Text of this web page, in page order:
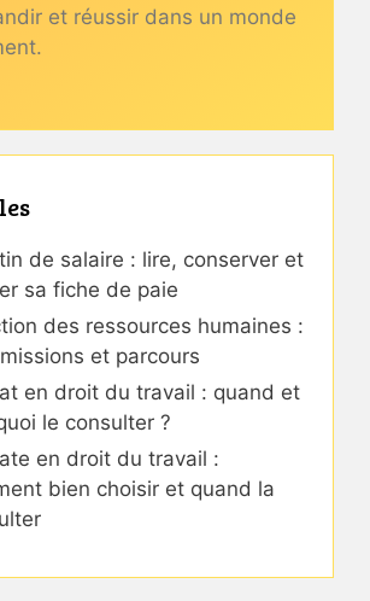
et réussir dans un monde
de salaire : lire, conserver et
sa fiche de paie
des ressources humaines :
et parcours
en droit du travail : quand et
le consulter ?
en droit du travail :
bien choisir et quand la